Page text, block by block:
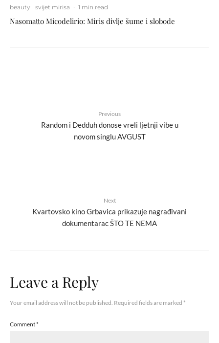
beauty svijet mirisa · 1 min read
Nasomatto Micodelirio: Miris divlje šume i slobode
Previous
Random i Dedduh donose vreli ljetnji vibe u
novom singlu AVGUST
Next
Kvartovsko kino Grbavica prikazuje nagrađivani
dokumentarac ŠTO TE NEMA
Leave a Reply
Your email address will not be published. Required fields are marked *
Comment*